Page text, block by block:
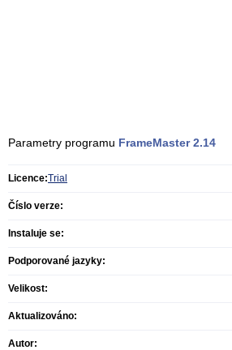
Parametry programu FrameMaster 2.14
Licence:Trial
Číslo verze:
Instaluje se:
Podporované jazyky:
Velikost:
Aktualizováno:
Autor: